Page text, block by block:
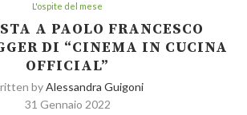
L'ospite del mese
A PAOLO FRANCESCO
DI “CINEMA IN CUCINA
OFFICIAL”
byAlessandra Guigoni
31 Gennaio 2022